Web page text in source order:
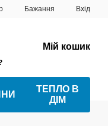
Бажання Вхід
Мій кошик
ТЕПЛО В
ДІМ